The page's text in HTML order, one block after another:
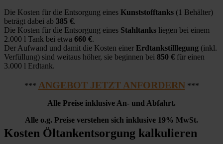
Die Kosten für die Entsorgung eines Kunststofftanks (1 Behälter)
beträgt dabei ab 385 €.
Die Kosten für die Entsorgung eines Stahltanks liegen bei einem
2.000 l Tank bei etwa 660 €.
Der Aufwand und damit die Kosten einer Erdtankstilllegung (inkl.
Verfüllung) sind weitaus höher, sie beginnen bei 850 € für einen
3.000 l Erdtank.
*** ANGEBOT JETZT ANFORDERN ***
Alle Preise inklusive An- und Abfahrt.
Alle o.g. Preise verstehen sich inklusive 19% MwSt.
Kosten Öltankentsorgung kalkulieren